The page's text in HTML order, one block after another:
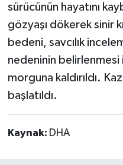
sürücünün hayatını
gözyaşı dökerek sinir
bedeni, savcılık
nedeninin belirlenmesi
morguna kaldırıldı.
başlatıldı.
Kaynak: DHA